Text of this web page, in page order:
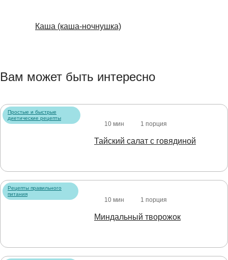
Каша (каша-ночнушка)
Вам может быть интересно
Простые и быстрые
диетические рецепты
10 мин 1 порция
Тайский салат с говядиной
Рецепты правильного
питания
10 мин 1 порция
Миндальный творожок